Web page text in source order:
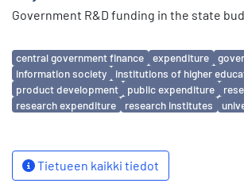
Government R&D funding in the state
Avainsanat
central government finance expenditure
information society
institutions of higher
product development
public expenditure
research expenditure
research institutes
Tietueen kaikki tiedot